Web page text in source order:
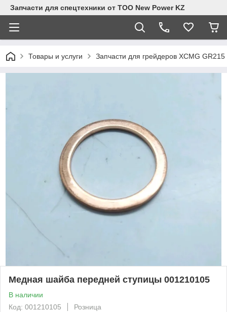
Запчасти для спецтехники от ТОО New Power KZ
Товары и услуги Запчасти для грейдеров XCMG
Медная шайба передней ступицы 001210105
В наличии
Код: 001210105
Розница